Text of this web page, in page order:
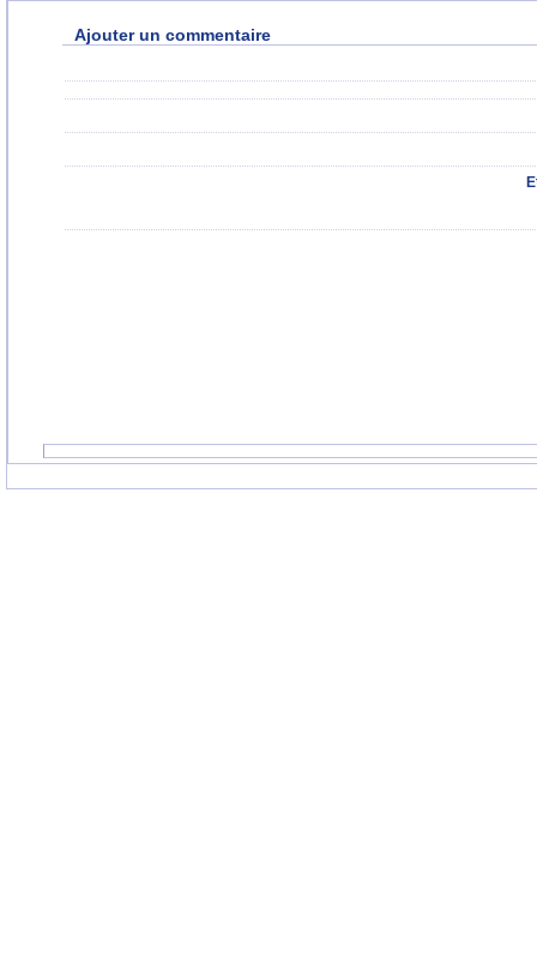
Ajouter un commentaire